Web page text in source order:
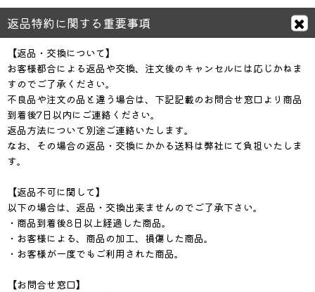
返品特約に関する重要事項
【返品・交換について】
お客様都合による返品や交換、注文後のキャンセルには応じかねま
すのでご了承ください。
不良品や注文の品と違う場合は、下記記載のお問合せ窓口より商品
到着後7日以内にご連絡ください。
返品方法について別途ご連絡いたします。
なお、その場合の返品・交換にかかる送料は弊社にて負担いたしま
す。
【返品不可に関して】
以下の場合は、返品・交換出来ませんのでご了承下さい。
・商品到着後8日以上経過した商品。
・お客様による、商品の加工、損傷した商品。
・お客様が一度でもご利用された商品。
【お問合せ窓口】